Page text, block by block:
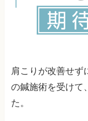
肩こりが改善せず
の鍼施術を受けて
た。